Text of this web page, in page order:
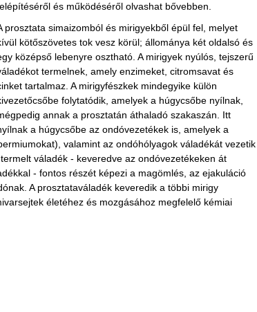
és működéséről olvashat bővebben.
prosztata simaizomból és mirigyekből épül fel, melyet
kötőszövetes tok vesz körül; állománya két oldalsó és
középső lebenyre osztható. A mirigyek nyúlós, tejszerű
termelnek, amely enzimeket, citromsavat és
tartalmaz. A mirigyfészkek mindegyike külön
folytatódik, amelyek a húgycsőbe nyílnak,
annak a prosztatán áthaladó szakaszán. Itt
a húgycsőbe az ondóvezetékek is, amelyek a
valamint az ondóhólyagok váladékát vezetik
váladék - keveredve az ondóvezetékeken át
- fontos részét képezi a magömlés, az ejakuláció
A prosztataváladék keveredik a többi mirigy
életéhez és mozgásához megfelelő kémiai